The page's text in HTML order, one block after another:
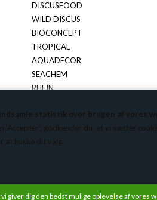
statistik over brugen af vores
’Accepter’, godkender du, at vi sætter
at huske dit valg.
DISCUSFOOD
WILD DISCUS
BIOCONCEPT
TROPICAL
AQUADECOR
SEACHEM
RHEIN
JG OSMOSE
ELDORADO
PRECISION LAB
giver dig den bedst mulige oplevelse af